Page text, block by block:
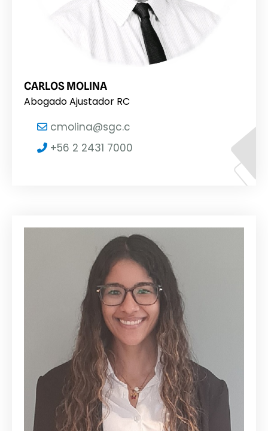
CARLOS MOLINA
Abogado Ajustador RC
cmolina@sgc.c
+56 2 2431 7000